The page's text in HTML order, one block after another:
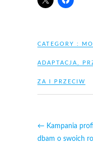
CATEGORY :
ADAPTACJA
ZA I PRZECIW
← Kampania
dbam o swoich